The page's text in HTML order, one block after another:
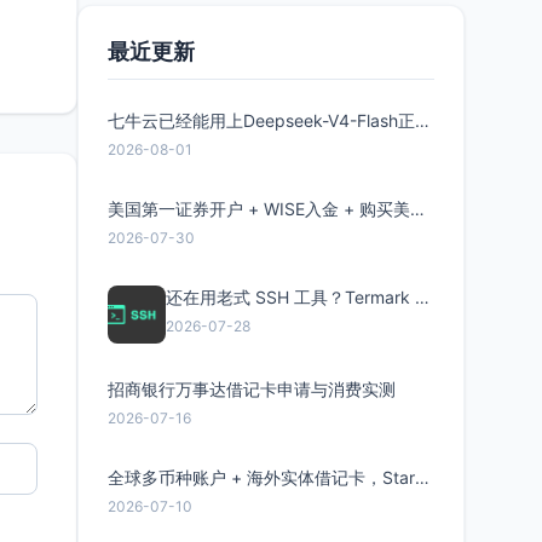
最近更新
七牛云已经能用上Deepseek-V4-Flash正式版了，点此领取300万Token
2026-08-01
美国第一证券开户 + WISE入金 + 购买美股全流程分享
2026-07-30
还在用老式 SSH 工具？Termark 新一代跨平台智能SSH客户端了解一下
2026-07-28
招商银行万事达借记卡申请与消费实测
2026-07-16
全球多币种账户 + 海外实体借记卡，Starryblu开户教程与注意事项
2026-07-10